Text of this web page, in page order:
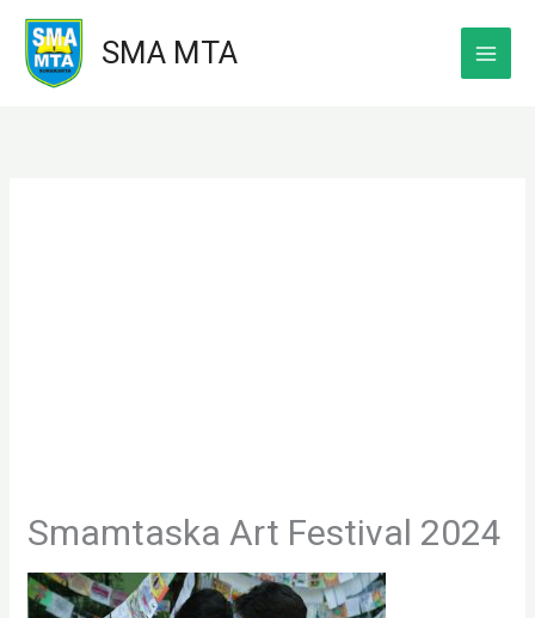
Skip
content
SMA MTA
Smamtaska Art Festival 2024